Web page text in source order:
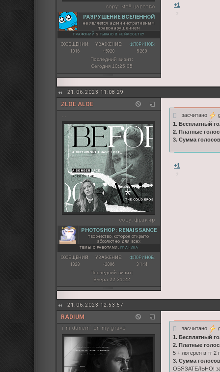
copy: моё царство
РАЗРУШЕНИЕ ВСЕЛЕННОЙ
не является административным
правонарушением
ГРАФОНИЙ & ТЫКАЮ В НЕЙРОСЕТКУ
СООБЩЕНИЙ:
1016
УВАЖЕНИЕ:
+5920
ФЛОРИНОВ:
5 280
Последний визит:
Сегодня 10:25:05
+1
21.06.2023 11:08:29
ZLOE ALOE
copy: фракир
PHOTOSHOP: RENAISSANCE
творчество, которое открыто
абсолютно для всех
ТЕМЫ С РАБОТАМИ: ГРАФИКА
СООБЩЕНИЙ:
1328
УВАЖЕНИЕ:
+2006
ФЛОРИНОВ:
3 144
Последний визит:
Вчера 22:31:22
засчитано
1. Бесплатный
2. Платные
3. Сумма
+1
21.06.2023 12:53:57
RADIUM
i`m dancin` on my grave засчитано
1. Бесплатный
2. Платные
5 + лотерея в тг 2
3. Сумма
ОБЯЗАТЕЛЬНО!